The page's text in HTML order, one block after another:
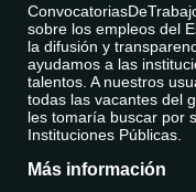
sobre los empleos del
la difusión y
ayudamos a las
talentos. A nuestros
todas las vacantes del
les tomaría buscar por
Instituciones Públicas.
Más información